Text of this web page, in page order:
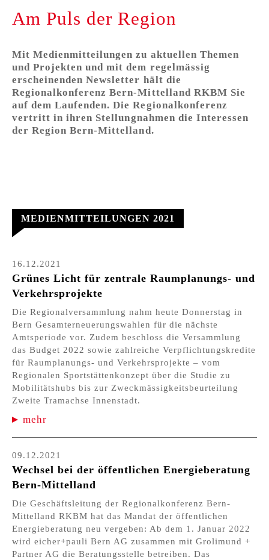
Am Puls der Region
Mit Medienmitteilungen zu aktuellen Themen
und Projekten und mit dem regelmässig
erscheinenden Newsletter hält die
Regionalkonferenz Bern-Mittelland RKBM Sie
auf dem Laufenden. Die Regionalkonferenz
vertritt in ihren Stellungnahmen die Interessen
der Region Bern-Mittelland.
MEDIENMITTEILUNGEN 2021
16.12.2021
Grünes Licht für zentrale Raumplanungs- und
Verkehrsprojekte
Die Regionalversammlung nahm heute Donnerstag in
Bern Gesamterneuerungswahlen für die nächste
Amtsperiode vor. Zudem beschloss die Versammlung
das Budget 2022 sowie zahlreiche Verpflichtungskredite
für Raumplanungs- und Verkehrsprojekte – vom
Regionalen Sportstättenkonzept über die Studie zu
Mobilitätshubs bis zur Zweckmässigkeitsbeurteilung
Zweite Tramachse Innenstadt.
mehr
09.12.2021
Wechsel bei der öffentlichen Energieberatung
Bern-Mittelland
Die Geschäftsleitung der Regionalkonferenz Bern-
Mittelland RKBM hat das Mandat der öffentlichen
Energieberatung neu vergeben: Ab dem 1. Januar 2022
wird eicher+pauli Bern AG zusammen mit Grolimund +
Partner AG die Beratungsstelle betreiben. Das